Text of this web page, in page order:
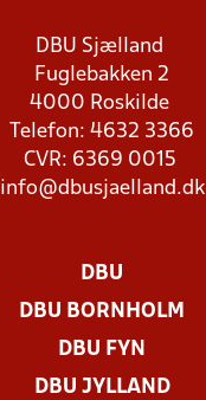
DBU Sjælland
Fuglebakken 2
4000 Roskilde
Telefon: 4632 3366
CVR: 6369 0015
info@dbusjaelland.dk
DBU
DBU BORNHOLM
DBU FYN
DBU JYLLAND